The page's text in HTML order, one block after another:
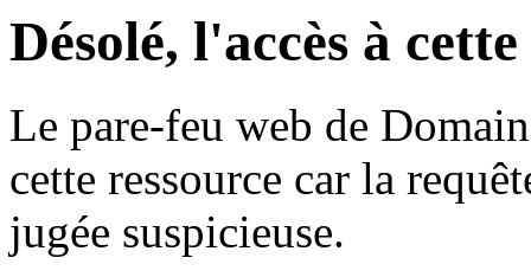
Désolé, l'accès à
Le pare-feu web de
cette ressource car la
jugée suspicieuse.